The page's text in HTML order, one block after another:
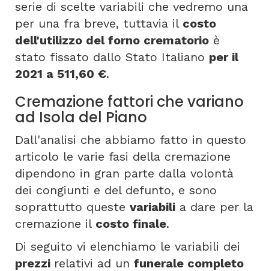
serie di scelte variabili che vedremo una
per una fra breve, tuttavia il costo
dell'utilizzo del forno crematorio è
stato fissato dallo Stato Italiano per il
2021 a 511,60 €.
Cremazione fattori che variano
ad Isola del Piano
Dall'analisi che abbiamo fatto in questo
articolo le varie fasi della cremazione
dipendono in gran parte dalla volontà
dei congiunti e del defunto, e sono
soprattutto queste variabili a dare per la
cremazione il costo finale.
Di seguito vi elenchiamo le variabili dei
prezzi relativi ad un funerale completo